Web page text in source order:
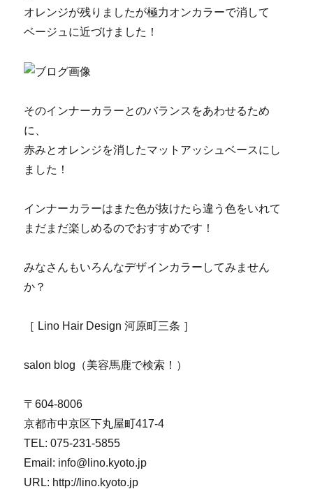
オレンジが残りましたが極力オンカラーで消して
ベージュに近づけました！
そのインナーカラーとのバランスをあわせるため
に、
赤みとオレンジを消したマットアッシュベースにし
ました！
インナーカラーはまた色が抜けたら違う色をいれて
まだまだ楽しめるのでおすすめです！
みなさんもいろんなデザインカラーしてみません
か？
［ Lino Hair Design 河原町三条 ］
salon blog（美容馬鹿で検索！）
〒604-8006
京都市中京区下丸屋町417-4
TEL: 075-231-5855
Email: info@lino.kyoto.jp
URL: http://lino.kyoto.jp